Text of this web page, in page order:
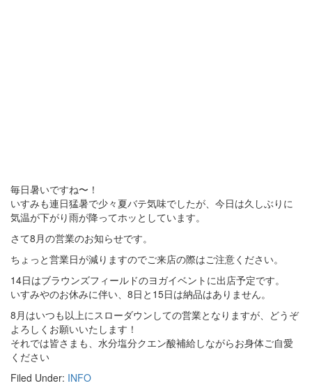
毎日暑いですね〜！
いすみも連日猛暑で少々夏バテ気味でしたが、今日は久しぶりに
気温が下がり雨が降ってホッとしています。
さて8月の営業のお知らせです。
ちょっと営業日が減りますのでご来店の際はご注意ください。
14日はブラウンズフィールドのヨガイベントに出店予定です。
いすみやのお休みに伴い、8日と15日は納品はありません。
8月はいつも以上にスローダウンしての営業となりますが、どうぞ
よろしくお願いいたします！
それでは皆さまも、水分塩分クエン酸補給しながらお身体ご自愛
ください
Filed Under: INFO